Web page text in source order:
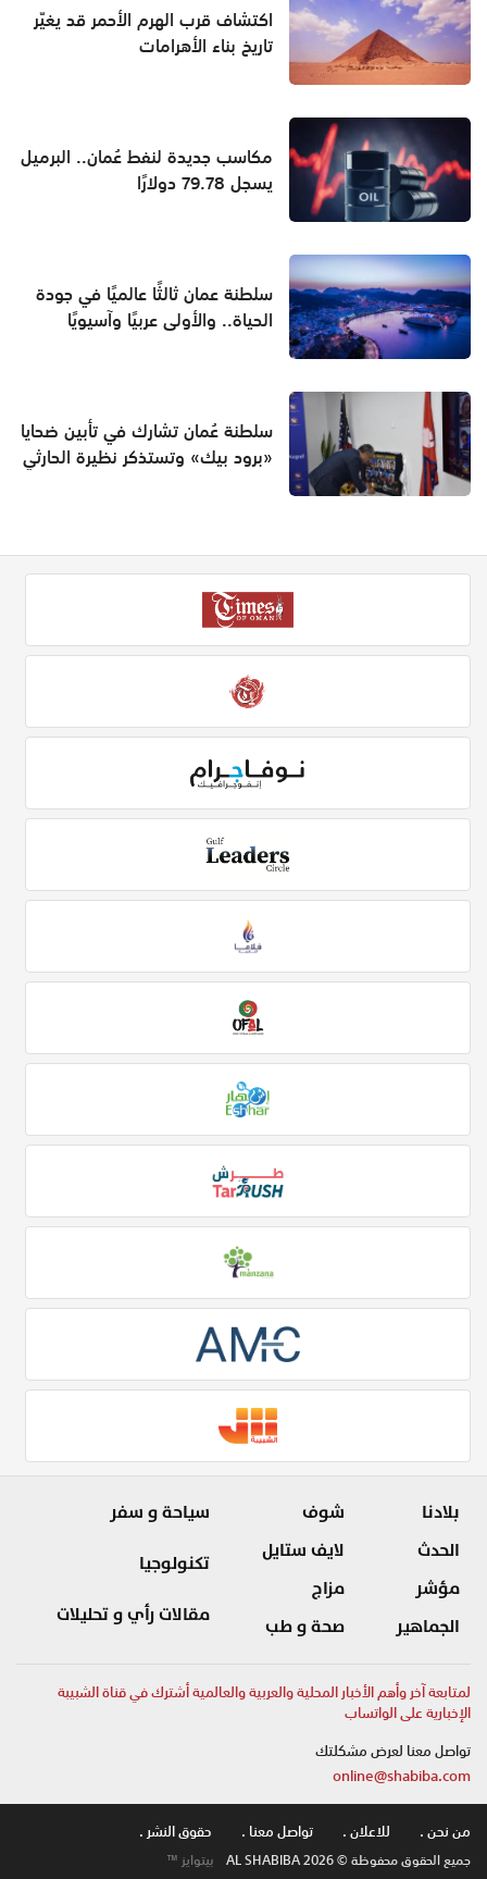
اكتشاف قرب الهرم الأحمر قد يغيّر
تاريخ بناء الأهرامات
مكاسب جديدة لنفط عُمان.. البرميل
يسجل 79.78 دولارًا
سلطنة عمان ثالثًا عالميًا في جودة
الحياة.. والأولى عربيًا وآسيويًا
سلطنة عُمان تشارك في تأبين ضحايا
«برود بيك» وتستذكر نظيرة الحارثي
بلادنا
الحدث
مؤشر
الجماهير
شوف
لايف ستايل
مزاج
صحة و طب
سياحة و سفر
تكنولوجيا
مقالات رأي و تحليلات
لمتابعة آخر وأهم الأخبار المحلية والعربية والعالمية أشترك في قناة الشبيبة
الإخبارية على الواتساب
تواصل معنا لعرض مشكلتك
online@shabiba.com
من نحن .
للاعلان . تواصل معنا . حقوق النشر .
جميع الحقوق محفوظة © AL SHABIBA 2026 بيتوايز ™